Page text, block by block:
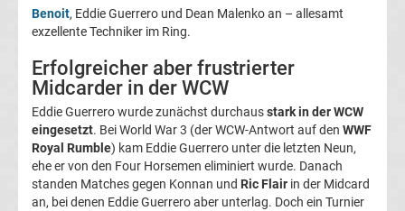
Infos
Eishockey
live
im
Benoit, Eddie Guerrero und Dean Malenko an – allesamt
exzellente Techniker im Ring.
Erfolgreicher aber frustrierter
Midcarder in der WCW
Eddie Guerrero wurde zunächst durchausstark in der WCW
eingesetzt. Bei World War 3 (der WCW-Antwort auf den WWF
Royal Rumble) kam Eddie Guerrero unter die letzten Neun,
ehe er von den Four Horsemen eliminiert wurde. Danach
standen Matches gegen Konnan und Ric Flair in der Midcard
an, bei denen Eddie Guerrero aber unterlag. Doch ein Turnier